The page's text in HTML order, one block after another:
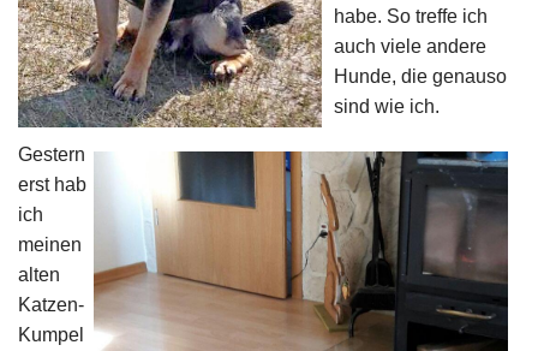
habe. So treffe ich
auch viele andere
Hunde, die genauso
sind wie ich.
Gestern
erst hab
ich
meinen
alten
Katzen-
Kumpel